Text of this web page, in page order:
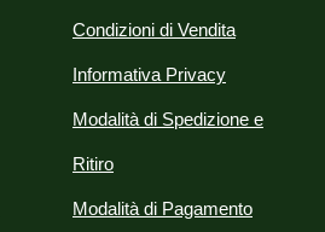
Condizioni di Vendita
Informativa Privacy
Modalità di Spedizione e
Ritiro
Modalità di Pagamento